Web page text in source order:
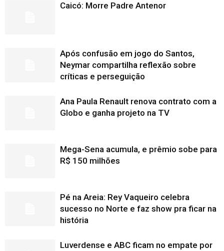
Caicó: Morre Padre Antenor
Após confusão em jogo do Santos,
Neymar compartilha reflexão sobre
críticas e perseguição
Ana Paula Renault renova contrato com a
Globo e ganha projeto na TV
Mega-Sena acumula, e prêmio sobe para
R$ 150 milhões
Pé na Areia: Rey Vaqueiro celebra
sucesso no Norte e faz show pra ficar na
história
Luverdense e ABC ficam no empate por